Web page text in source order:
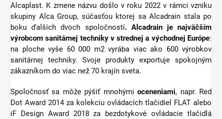
Alcaplast. K zmene názvu došlo v roku 2022 v rámci vzniku
skupiny Alca Group, súčasťou ktorej sa Alcadrain stala po
boku ďalších dvoch spoločností. Alcadrain je najväčším
výrobcom sanitárnej techniky v strednej a východnej Európe:
na ploche vyše 60 000 m2 vyrába viac ako 600 výrobkov
sanitárnej techniky. Svoje produkty exportuje spokojným
zákazníkom do viac než 70 krajín sveta.
Spoločnosť sa môže pýšiť mnohýmioceneniami, napr. Red
Dot Award 2014 za kolekciu ovládacích tlačidiel FLAT alebo
iF Design Award 2018 za bezdotykové ovládacie tlačidlá